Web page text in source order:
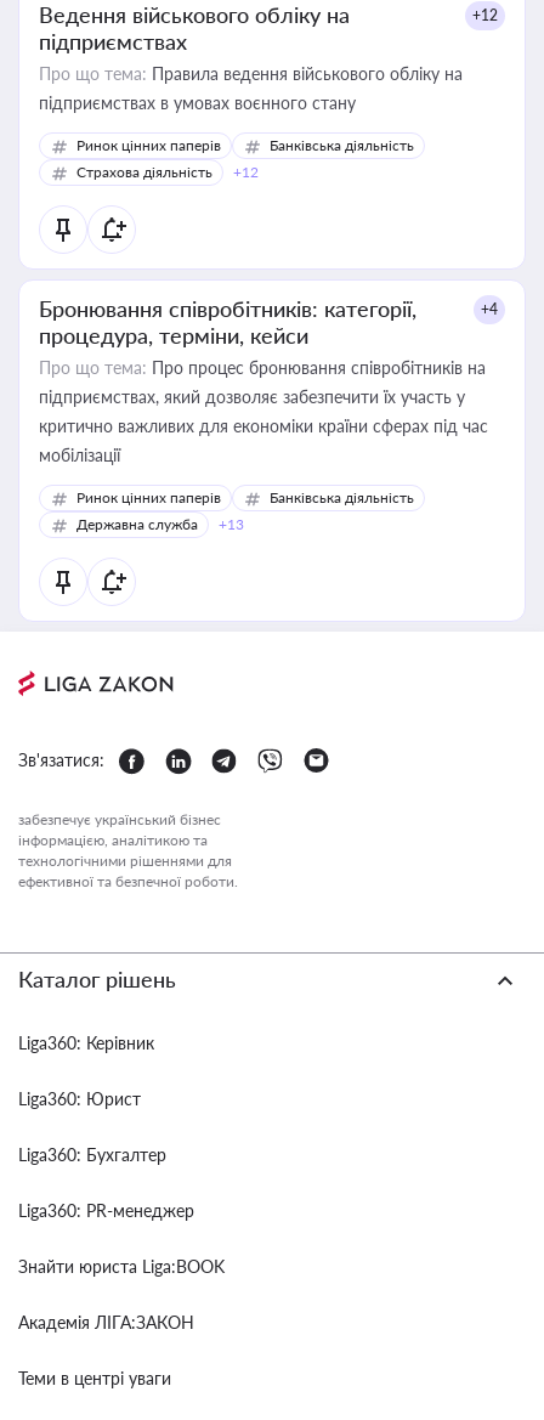
Ведення військового обліку на
підприємствах
+12
Про що тема: Правила ведення військового обліку на
підприємствах в умовах воєнного стану
Ринок цінних паперів
Банківська діяльність
Страхова діяльність
+12
Бронювання співробітників: категорії,
процедура, терміни, кейси
+4
Про що тема: Про процес бронювання співробітників на
підприємствах, який дозволяє забезпечити їх участь у
критично важливих для економіки країни сферах під час
мобілізації
Ринок цінних паперів
Банківська діяльність
Державна служба
+13
Зв'язатися:
забезпечує український бізнес
інформацією, аналітикою та
технологічними рішеннями для
ефективної та безпечної роботи.
Каталог рішень
Liga360: Керівник
Liga360: Юрист
Liga360: Бухгалтер
Liga360: PR-менеджер
Знайти юриста Liga:BOOK
Академія ЛІГА:ЗАКОН
Теми в центрі уваги